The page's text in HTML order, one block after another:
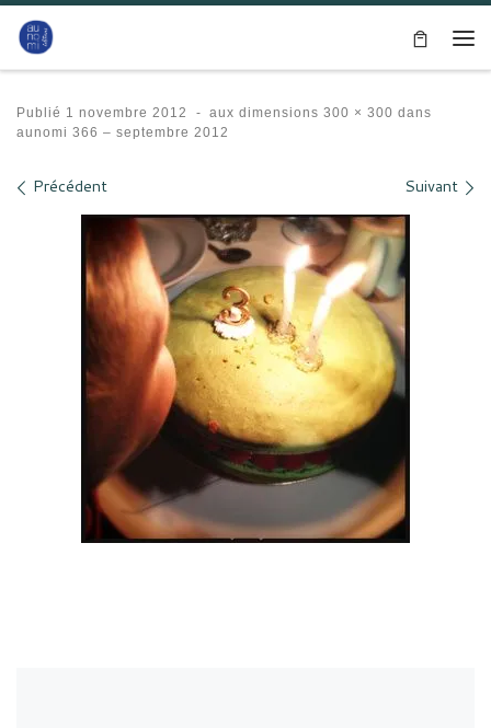
Passer au contenu
Publié 1 novembre 2012 - aux dimensions 300 × 300 dans
aunomi 366 – septembre 2012
Navigation des images
Précédent Suivant